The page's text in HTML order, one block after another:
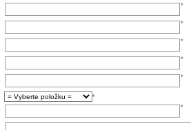
*
*
*
*
*
*
*